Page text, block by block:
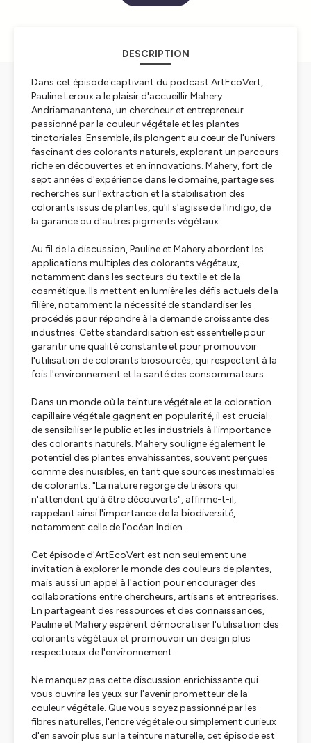
DESCRIPTION
Dans cet épisode captivant du podcast ArtEcoVert,
Pauline Leroux a le plaisir d'accueillir Mahery
Andriamanantena, un chercheur et entrepreneur
passionné par la couleur végétale et les plantes
tinctoriales. Ensemble, ils plongent au cœur de l'univers
fascinant des colorants naturels, explorant un parcours
riche en découvertes et en innovations. Mahery, fort de
sept années d'expérience dans le domaine, partage ses
recherches sur l'extraction et la stabilisation des
colorants issus de plantes, qu'il s'agisse de l'indigo, de
la garance ou d'autres pigments végétaux.
Au fil de la discussion, Pauline et Mahery abordent les
applications multiples des colorants végétaux,
notamment dans les secteurs du textile et de la
cosmétique. Ils mettent en lumière les défis actuels de la
filière, notamment la nécessité de standardiser les
procédés pour répondre à la demande croissante des
industries. Cette standardisation est essentielle pour
garantir une qualité constante et pour promouvoir
l'utilisation de colorants biosourcés, qui respectent à la
fois l'environnement et la santé des consommateurs.
Dans un monde où la teinture végétale et la coloration
capillaire végétale gagnent en popularité, il est crucial
de sensibiliser le public et les industriels à l'importance
des colorants naturels. Mahery souligne également le
potentiel des plantes envahissantes, souvent perçues
comme des nuisibles, en tant que sources inestimables
de colorants. "La nature regorge de trésors qui
n'attendent qu'à être découverts", affirme-t-il,
rappelant ainsi l'importance de la biodiversité,
notamment celle de l'océan Indien.
Cet épisode d'ArtEcoVert est non seulement une
invitation à explorer le monde des couleurs de plantes,
mais aussi un appel à l'action pour encourager des
collaborations entre chercheurs, artisans et entreprises.
En partageant des ressources et des connaissances,
Pauline et Mahery espèrent démocratiser l'utilisation des
colorants végétaux et promouvoir un design plus
respectueux de l'environnement.
Ne manquez pas cette discussion enrichissante qui
vous ouvrira les yeux sur l'avenir prometteur de la
couleur végétale. Que vous soyez passionné par les
fibres naturelles, l'encre végétale ou simplement curieux
d'en savoir plus sur la teinture naturelle, cet épisode est